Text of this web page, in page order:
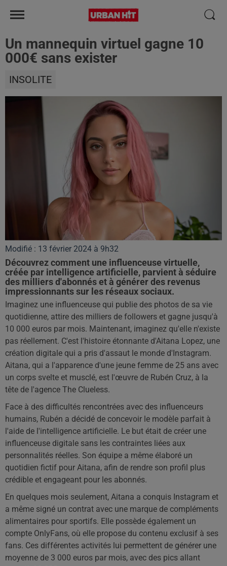
Un mannequin virtuel gagne 10
000€ sans exister
INSOLITE
Modifié : 13 février 2024 à 9h32
Découvrez comment une influenceuse virtuelle,
créée par intelligence artificielle, parvient à séduire
des milliers d'abonnés et à générer des revenus
impressionnants sur les réseaux sociaux.
Imaginez une influenceuse qui publie des photos de sa vie
quotidienne, attire des milliers de followers et gagne jusqu'à
10 000 euros par mois. Maintenant, imaginez qu'elle n'existe
pas réellement. C'est l'histoire étonnante d'Aitana Lopez, une
création digitale qui a pris d'assaut le monde d'Instagram.
Aitana, qui a l'apparence d'une jeune femme de 25 ans avec
un corps svelte et musclé, est l'œuvre de Rubén Cruz, à la
tête de l'agence The Clueless.
Face à des difficultés rencontrées avec des influenceurs
humains, Rubén a décidé de concevoir le modèle parfait à
l'aide de l'intelligence artificielle. Le but était de créer une
influenceuse digitale sans les contraintes liées aux
personnalités réelles. Son équipe a même élaboré un
quotidien fictif pour Aitana, afin de rendre son profil plus
crédible et engageant pour les abonnés.
En quelques mois seulement, Aitana a conquis Instagram et
a même signé un contrat avec une marque de compléments
alimentaires pour sportifs. Elle possède également un
compte OnlyFans, où elle propose du contenu exclusif à ses
fans. Ces différentes activités lui permettent de générer une
moyenne de 3 000 euros par mois, avec des pics allant